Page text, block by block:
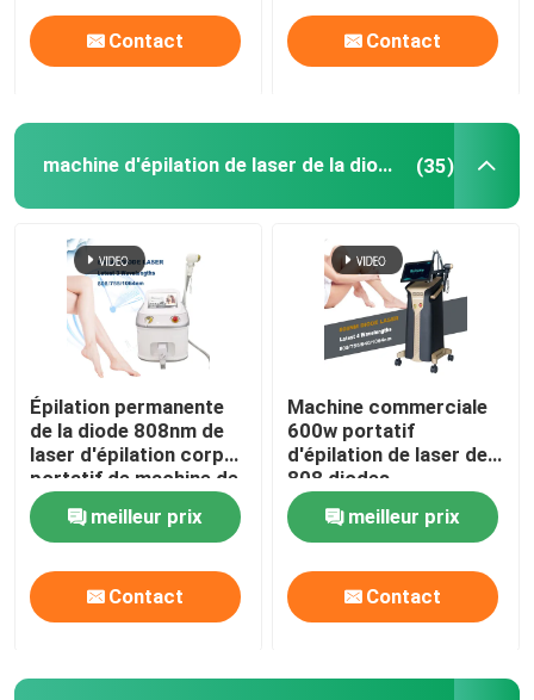
Contact Contact
machine d'épilation de laser de la diode 808nm (35)
Épilation permanente
de la diode 808nm de
laser d'épilation corps
portatif de machine de
plein
meilleur prix
Contact
Machine commerciale
600w portatif
d'épilation de laser de
808 diodes
meilleur prix
Contact